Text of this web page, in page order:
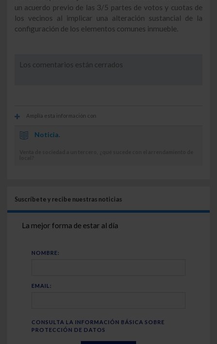
un acuerdo previo de las 3/5 partes de votos y cuotas de
los vecinos al implicar una alteración sustancial de la
configuración de los elementos comunes inmueble.
Los comentarios están cerrados
Amplía esta información con
Noticia.
Suscríbete y recibe nuestras noticias
La mejor forma de estar al día
NOMBRE:
EMAIL:
CONSULTA LA INFORMACIÓN BÁSICA SOBRE
PROTECCIÓN DE DATOS